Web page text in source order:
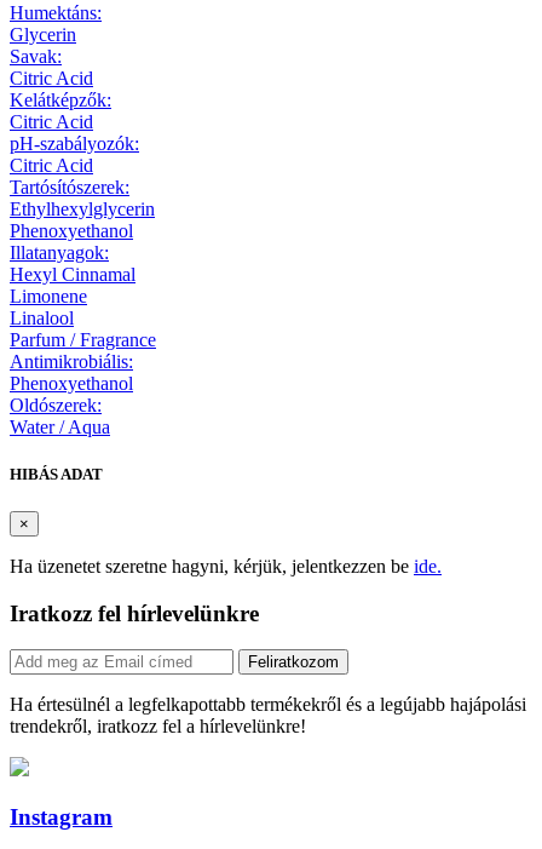
Humektáns:
Glycerin
Savak:
Citric Acid
Kelátképzők:
Citric Acid
pH-szabályozók:
Citric Acid
Tartósítószerek:
Ethylhexylglycerin
Phenoxyethanol
Illatanyagok:
Hexyl Cinnamal
Limonene
Linalool
Parfum / Fragrance
Antimikrobiális:
Phenoxyethanol
Oldószerek:
Water / Aqua
HIBÁS ADAT
×
Ha üzenetet szeretne hagyni, kérjük, jelentkezzen be ide.
Iratkozz fel hírlevelünkre
Feliratkozom
Ha értesülnél a legfelkapottabb termékekről és a legújabb hajápolási
trendekről, iratkozz fel a hírlevelünkre!
Instagram